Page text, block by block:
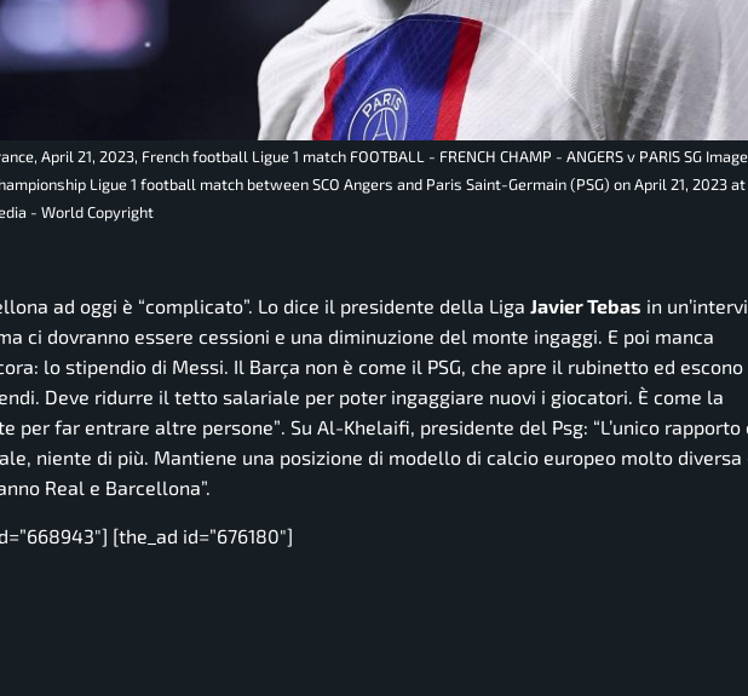
April 21, 2023, French football Ligue 1 match FOOTBALL - FRENCH CHAMP - ANGERS v PARIS SG
Ligue 1 football match between SCO Angers and Paris Saint-Germain (PSG) on April 21, 2023
- World Copyright
ad oggi è “complicato”. Lo dice il presidente della Liga Javier Tebas in
ci dovranno essere cessioni e una diminuzione del monte ingaggi. E poi manca
lo stipendio di Messi. Il Barça non è come il PSG, che apre il rubinetto ed
Deve ridurre il tetto salariale per poter ingaggiare nuovi i giocatori. È come la
per far entrare altre persone”. Su Al-Khelaifi, presidente del Psg: “L’unico
niente di più. Mantiene una posizione di modello di calcio europeo molto diversa
Real e Barcellona”.
[the_ad id=”676180″]